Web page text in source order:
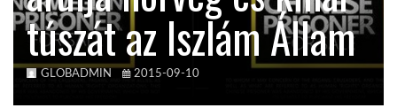
A VILÁG ITTHON
túszát az Iszlám Állam
GLOBADMIN 2015-09-10